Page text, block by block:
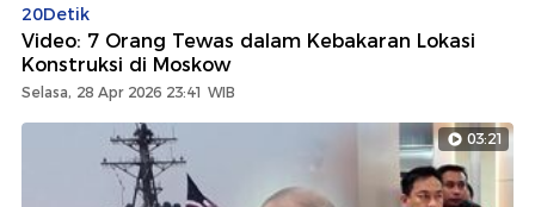
20Detik
Video: 7 Orang Tewas dalam Kebakaran Lokasi
Konstruksi di Moskow
Selasa, 28 Apr 2026 23:41 WIB
03:21